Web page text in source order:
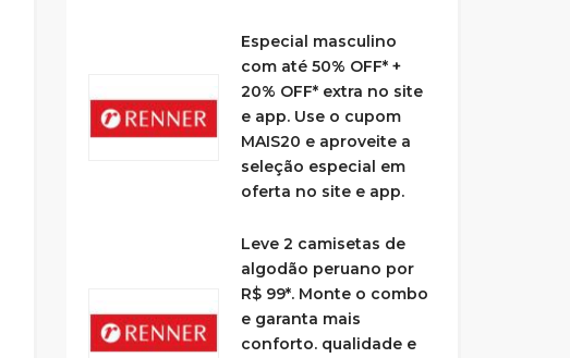
Especial masculino
com até 50% OFF* +
20% OFF* extra no site
e app. Use o cupom
MAIS20 e aproveite a
seleção especial em
oferta no site e app.
Leve 2 camisetas de
algodão peruano por
R$ 99*. Monte o combo
e garanta mais
conforto. qualidade e